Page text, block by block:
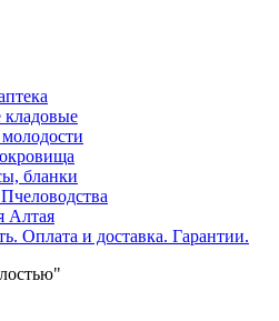
кладовые
бланки
Алтая
Оплата и доставка. Гарантии.